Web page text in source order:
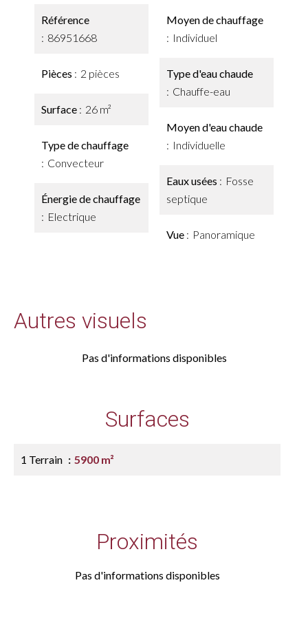
Référence
86951668
Pièces 2 pièces
Surface 26 m²
Type de chauffage
Convecteur
Énergie de chauffage
Electrique
Moyen de chauffage
Individuel
Type d'eau chaude
Chauffe-eau
Moyen d'eau chaude
Individuelle
Eaux usées
Fosse
septique
Vue Panoramique
Autres visuels
Pas d'informations disponibles
Surfaces
1 Terrain 5900 m²
Proximités
Pas d'informations disponibles